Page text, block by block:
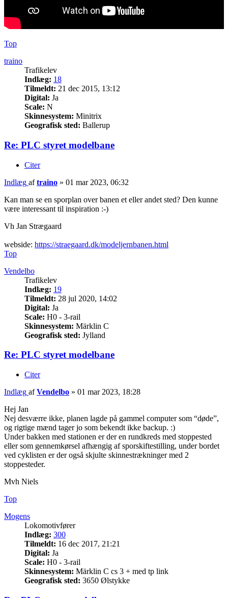
Top
traino
Trafikelev
Indlæg: 18
Tilmeldt: 21 dec 2015, 13:12
Digital: Ja
Scale: N
Skinnesystem: Minitrix
Geografisk sted: Ballerup
Re: PLC styret modelbane
Citer
Indlæg aftraino » 01 mar 2023, 06:32
Kan man se en sporplan over banen et eller andet sted? Den kunne
være interessant til inspiration :-)
Vh Jan Strægaard
webside: https://straegaard.dk/modeljernbanen.html
Top
Vendelbo
Trafikelev
Indlæg: 19
Tilmeldt: 28 jul 2020, 14:02
Digital: Ja
Scale: H0 - 3-rail
Skinnesystem: Märklin C
Geografisk sted: Jylland
Re: PLC styret modelbane
Citer
Indlæg afVendelbo » 01 mar 2023, 18:28
Hej Jan
Nej desværre ikke, planen lagde på gammel computer som “døde”,
og rigtige mænd tager jo som bekendt ikke backup. :)
Under bakken med stationen er der en rundkreds med stoppested
eller som gennemkørsel afhængig af sporskiftestilling, under bordet
ved cyklisten er der også skjulte skinnestrækninger med 2
stoppesteder.
Mvh Niels
Top
Mogens
Lokomotivfører
Indlæg: 300
Tilmeldt: 16 dec 2017, 21:21
Digital: Ja
Scale: H0 - 3-rail
Skinnesystem: Märklin C cs 3 + med tp link
Geografisk sted: 3650 Ølstykke